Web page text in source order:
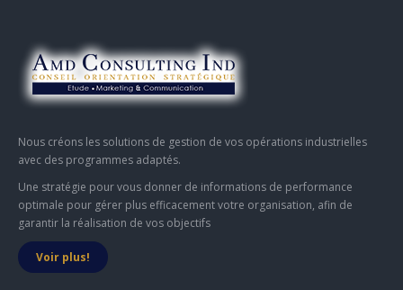
Nous créons les solutions de gestion de vos opérations industrielles
avec des programmes adaptés.
Une stratégie pour vous donner de informations de performance
optimale pour gérer plus efficacement votre organisation, afin de
garantir la réalisation de vos objectifs
Voir plus!